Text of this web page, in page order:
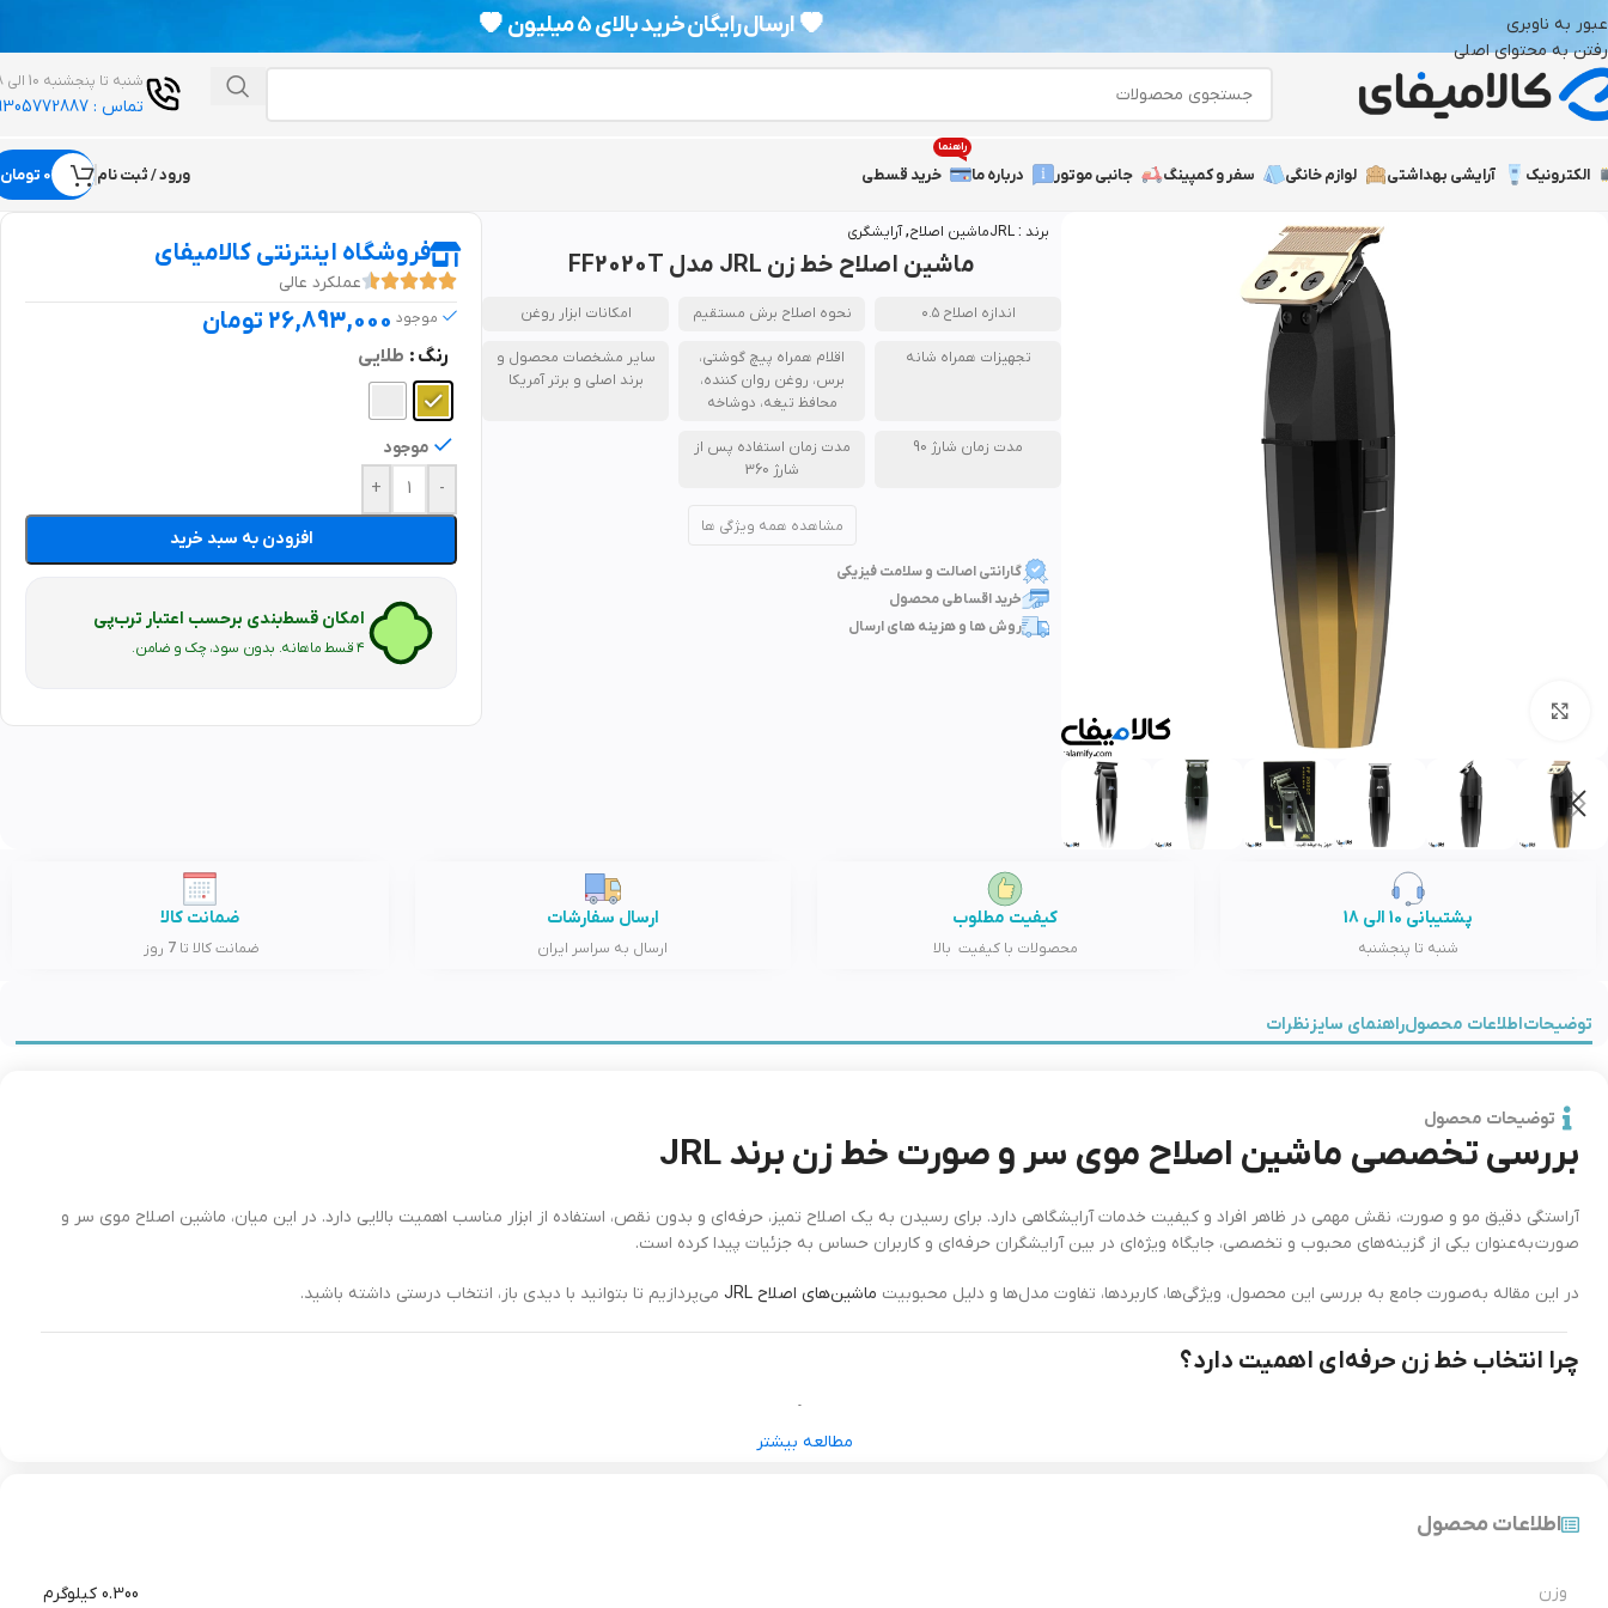
عبور به ناوبری
رفتن به محتوای اصلی
💗کد تخفیف خرید اول : kalamifyoff 💗
شنبه تا پنجشنبه 10 الی 18
تماس : 09305772887
الکترونیک آرایشی بهداشتی لوازم خانگی سفر و کمپینگ جانبی موتور درباره ما خرید قسطی
راهنما
ورود / ثبت نام 0 تومان
برند : JRLماشین اصلاح,آرایشگری
ماشین اصلاح خط زن JRL مدل FF2020T
اندازه اصلاح ۰.۵ نحوه اصلاح برش مستقیم امکانات ابزار روغن
تجهیزات همراه شانه
اقلام همراه پیچ گوشتی،
برس، روغن روان کننده،
محافظ تیغه، دوشاخه
سایر مشخصات محصول و
برند اصلی و برتر آمریکا
مدت زمان شارژ 90
مدت زمان استفاده پس از
شارژ 360
مشاهده همه ویژگی ها
گارانتی اصالت و سلامت فیزیکی
خرید اقساطی محصول
روش ها و هزینه های ارسال
فروشگاه اینترنتی کالامیفای
عملکرد عالی
موجود 26,893,000 تومان
رنگ طلایی
موجود
-
+
افزودن به سبد خرید
امکان قسط‌بندی برحسب اعتبار ترب‌پی
۴ قسط ماهانه. بدون سود، چک و ضامن.
پشتیبانی 10 الی 18
شنبه تا پنجشنبه
کیفیت مطلوب
محصولات با کیفیت بالا
ارسال سفارشات
ارسال به سراسر ایران
ضمانت کالا
ضمانت کالا تا 7 روز
توضیحاتاطلاعات محصولراهنمای سایزنظرات
توضیحات محصول
بررسی تخصصی ماشین اصلاح موی سر و صورت خط زن برند JRL
آراستگی دقیق مو و صورت، نقش مهمی در ظاهر افراد و کیفیت خدمات آرایشگاهی دارد. برای رسیدن به یک اصلاح تمیز، حرفه‌ای و بدون نقص، استفاده از ابزار مناسب اهمیت بالایی دارد. در این میان، ماشین اصلاح موی سر و
صورت به‌عنوان یکی از گزینه‌های محبوب و تخصصی، جایگاه ویژه‌ای در بین آرایشگران حرفه‌ای و کاربران حساس به جزئیات پیدا کرده است.
در این مقاله به‌صورت جامع به بررسی این محصول، ویژگی‌ها، کاربردها، تفاوت مدل‌ها و دلیل محبوبیت ماشین‌های اصلاح JRL می‌پردازیم تا بتوانید با دیدی باز، انتخاب درستی داشته باشید.
چرا انتخاب خط زن حرفه‌ای اهمیت دارد؟
روی پوست ایجاد حساسیت نکند
مطالعه بیشتر
اطلاعات محصول
وزن 0.300 کیلوگرم